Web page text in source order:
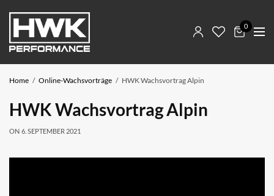
0
Home Online-Wachsvorträge HWK Wachsvortrag Alpin
HWK Wachsvortrag Alpin
ON 6. SEPTEMBER 2021